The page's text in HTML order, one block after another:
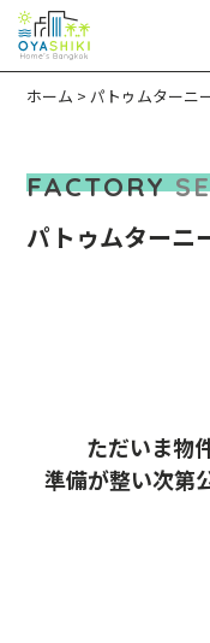
ホーム >パトゥムターニ
FACTORY
パトゥムターニ
場
事
ただいま物
準備が整い次第